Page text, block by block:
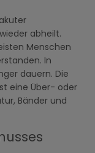
abheilt.
Menschen
In
dauern. Die
eine Über- oder
Bänder und